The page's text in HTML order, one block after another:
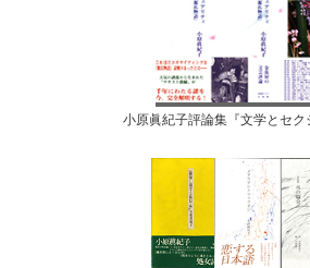
小原眞紀子評論集『文学とセク